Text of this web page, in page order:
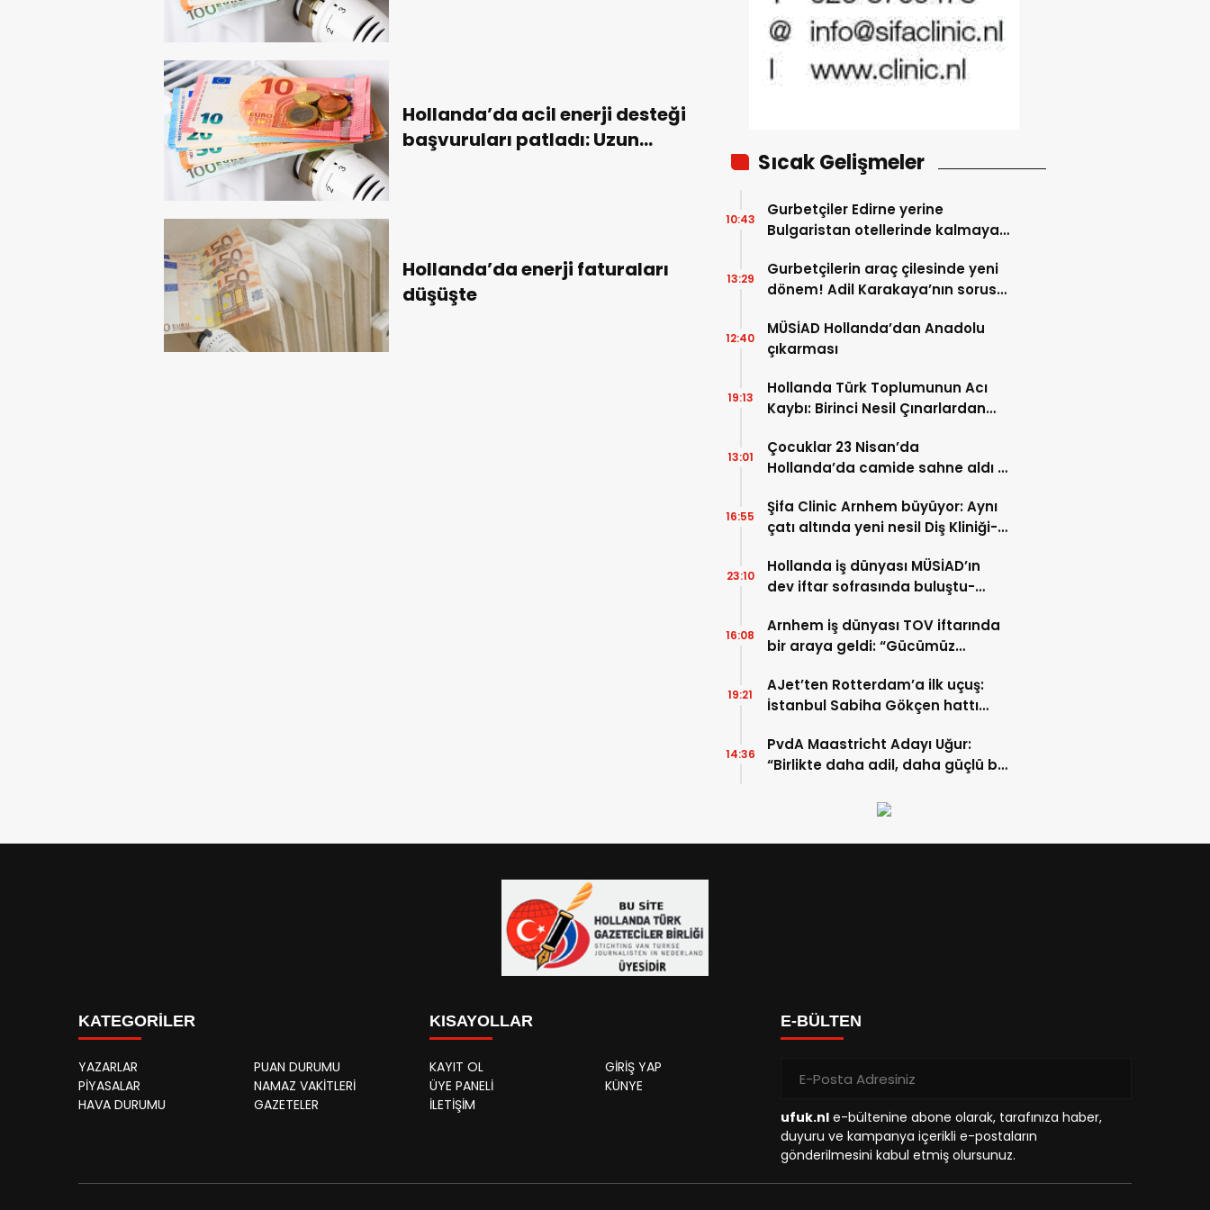
Hollanda’da acil enerji desteği
başvuruları patladı: Uzun
Hollanda’da enerji faturaları
düşüşte
Sıcak Gelişmeler
Gurbetçiler Edirne yerine
Bulgaristan otellerinde kalmaya
10:43
Gurbetçilerin araç çilesinde yeni
dönem! Adil Karakaya’nın sorusu
13:29
MÜSİAD Hollanda’dan Anadolu
çıkarması
12:40
Hollanda Türk Toplumunun Acı
Kaybı: Birinci Nesil Çınarlardan
19:13
Çocuklar 23 Nisan’da
Hollanda’da camide sahne aldı –
13:01
Şifa Clinic Arnhem büyüyor: Aynı
çatı altında yeni nesil Diş Kliniği-
16:55
Hollanda iş dünyası MÜSİAD’ın
dev iftar sofrasında buluştu-
23:10
Arnhem iş dünyası TOV iftarında
bir araya geldi: “Gücümüz
16:08
AJet’ten Rotterdam’a ilk uçuş:
İstanbul Sabiha Gökçen hattı
19:21
PvdA Maastricht Adayı Uğur:
“Birlikte daha adil, daha güçlü bir
14:36
KATEGORİLER
YAZARLAR
PUAN DURUMU
PİYASALAR
NAMAZ VAKİTLERİ
HAVA DURUMU
GAZETELER
KISAYOLLAR
KAYIT OL
GİRİŞ YAP
ÜYE PANELİ
KÜNYE
İLETİŞİM
E-BÜLTEN
ufuk.nl e-bültenine abone olarak, tarafınıza haber,
duyuru ve kampanya içerikli e-postaların
gönderilmesini kabul etmiş olursunuz.